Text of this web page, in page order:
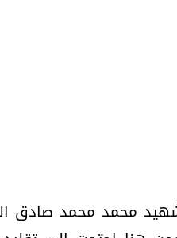
محمد محمد صادق